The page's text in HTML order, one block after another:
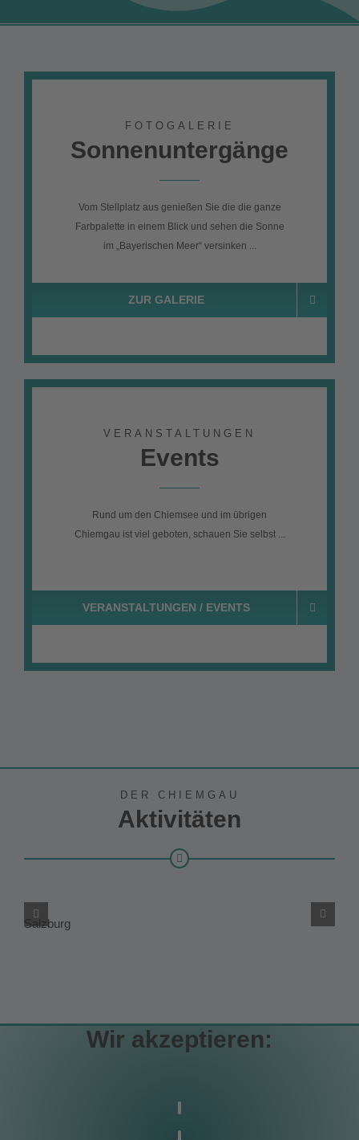
FOTOGALERIE
Sonnenuntergänge
Vom Stellplatz aus genießen Sie die die ganze
Farbpalette in einem Blick und sehen die Sonne
im „Bayerischen Meer“ versinken ...
ZUR GALERIE
VERANSTALTUNGEN
Events
Rund um den Chiemsee und im übrigen
Chiemgau ist viel geboten, schauen Sie selbst ...
VERANSTALTUNGEN / EVENTS
DER CHIEMGAU
Aktivitäten
Salzburg
Wir akzeptieren: